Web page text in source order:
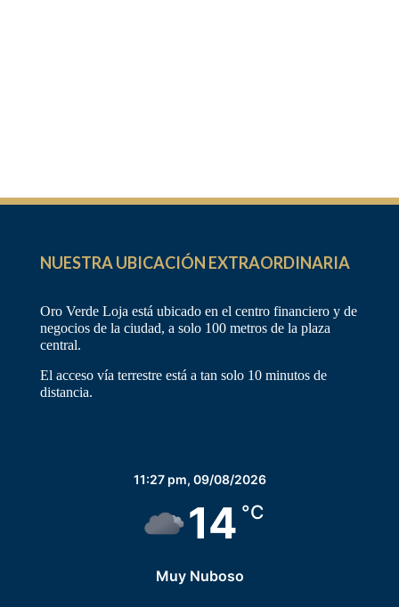
NUESTRA UBICACIÓN EXTRAORDINARIA
Oro Verde Loja está ubicado en el centro financiero y de
negocios de la ciudad, a solo 100 metros de la plaza
central.
El acceso vía terrestre está a tan solo 10 minutos de
distancia.
11:27 pm, 09/08/2026
14 °C
Muy Nuboso